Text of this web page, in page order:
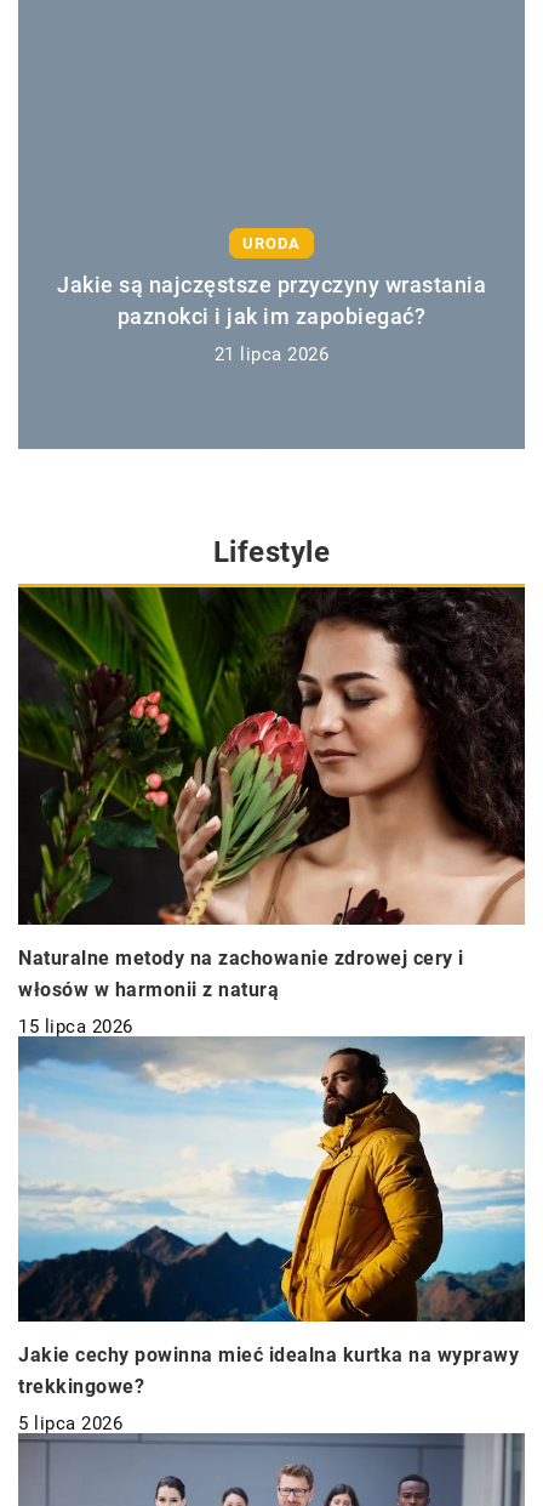
Sztuka łączenia wzorów: Jak
harmonijne stylizacje z odważnymi
Lifestyle
Naturalne metody na zachowanie zdrowej cery i
włosów w harmonii z naturą
15 lipca 2026
Jakie cechy powinna mieć idealna kurtka na wyprawy
trekkingowe?
5 lipca 2026